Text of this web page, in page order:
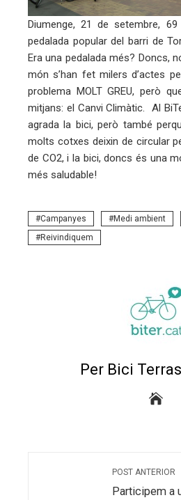
Diumenge, 21 de setembre,
pedalada popular del barri de
Era una pedalada més? Doncs,
món s’han fet milers d’actes
problema MOLT GREU, però
mitjans: el Canvi Climàtic. Al
agrada la bici, però també
molts cotxes deixin de circular
de CO2, i la bici, doncs és una
més saludable!
Campanyes Medi ambient
Reivindiquem
Per Bici
POST ANTERIOR
Participem a